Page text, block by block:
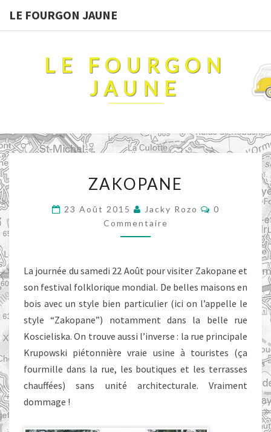
LE FOURGON JAUNE
LE FOURGON
JAUNE
ZAKOPANE
23 Août 2015 Jacky Rozo
0
Commentaire
La journée du samedi 22 Août pour visiter Zakopane et
son festival folklorique mondial. De belles maisons en
bois avec un style bien particulier (ici on l’appelle le
style “Zakopane”) notamment dans la belle rue
Koscieliska. On trouve aussi l’inverse : la rue principale
Krupowski piétonnière vraie usine à touristes (ça
fourmille dans la rue, les boutiques et les terrasses
chauffées) sans unité architecturale. Vraiment
dommage !